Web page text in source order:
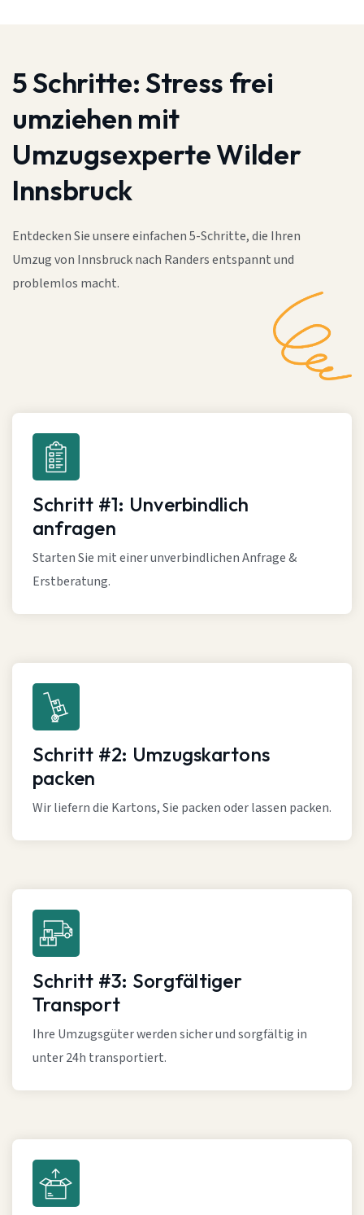
5 Schritte:Stress frei
umziehen mit
Umzugsexperte Wilder
Innsbruck
Entdecken Sie unsere einfachen 5-Schritte, die Ihren
Umzug von Innsbruck nach Randers entspannt und
problemlos macht.
Schritt #1: Unverbindlich
anfragen
Starten Sie mit einer unverbindlichen Anfrage &
Erstberatung.
Schritt #2: Umzugskartons
packen
Wir liefern die Kartons, Sie packen oder lassen packen.
Schritt #3: Sorgfältiger
Transport
Ihre Umzugsgüter werden sicher und sorgfältig in
unter 24h transportiert.